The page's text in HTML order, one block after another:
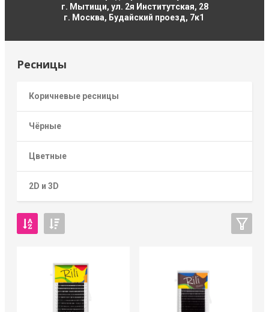
г. Мытищи, ул. 2я Институтская, 28
г. Москва, Будайский проезд, 7к1
Ресницы
Коричневые ресницы
Чёрные
Цветные
2D и 3D